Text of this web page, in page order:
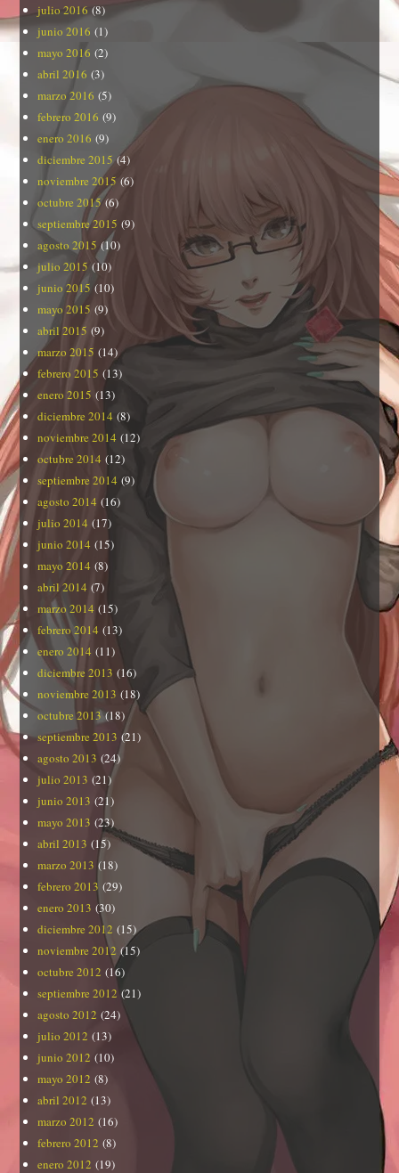
julio 2016 (8)
junio 2016 (1)
mayo 2016 (2)
abril 2016 (3)
marzo 2016 (5)
febrero 2016 (9)
enero 2016 (9)
diciembre 2015(4)
noviembre 2015 (6)
octubre 2015(6)
septiembre 2015 (9)
agosto 2015 (10)
julio 2015 (10)
junio 2015 (10)
mayo 2015 (9)
abril 2015 (9)
marzo 2015 (14)
febrero 2015 (13)
enero 2015 (13)
diciembre 2014 (8)
noviembre 2014 (12)
octubre 2014 (12)
septiembre 2014 (9)
agosto 2014 (16)
julio 2014 (17)
junio 2014 (15)
mayo 2014 (8)
abril 2014 (7)
marzo 2014 (15)
febrero 2014 (13)
enero 2014 (11)
diciembre 2013 (16)
noviembre 2013 (18)
octubre 2013(18)
septiembre 2013 (21)
agosto 2013 (24)
julio 2013 (21)
junio 2013 (21)
mayo 2013 (23)
abril 2013 (15)
marzo 2013 (18)
febrero 2013 (29)
enero 2013 (30)
diciembre 2012 (15)
noviembre 2012 (15)
octubre 2012 (16)
septiembre 2012(21)
agosto 2012 (24)
julio 2012 (13)
junio 2012 (10)
mayo 2012 (8)
abril 2012 (13)
marzo 2012 (16)
febrero 2012 (8)
enero 2012 (19)